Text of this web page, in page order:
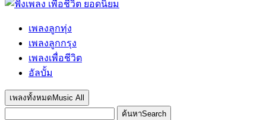
เพลงลูกทุ่ง
เพลงลูกกรุง
เพลงเพื่อชีวิต
อัลบั้ม
เพลงทั้งหมด Music All
ค้นหาSearch